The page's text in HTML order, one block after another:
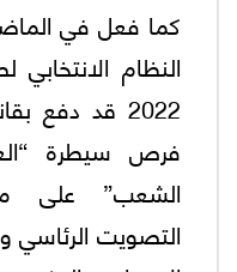
كما فعل في
النظام
2022 قد
فرص سيطرة
الشعب” على
التصويت